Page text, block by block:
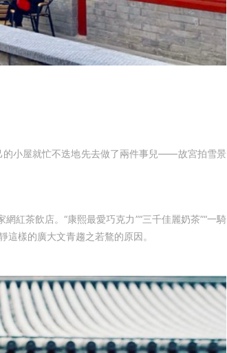
的小屋就忙不迭地先去做了兩件事兒——故宮拍雪景
紅茶飲店。“康熙最愛巧克力”“三千佳麗奶茶”“一騎
這樣的廣大文青趨之若鶩的原因。